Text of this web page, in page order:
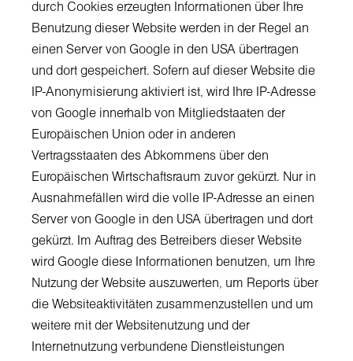
durch Cookies erzeugten Informationen über Ihre
Benutzung dieser Website werden in der Regel an
einen Server von Google in den USA übertragen
und dort gespeichert. Sofern auf dieser Website die
IP-Anonymisierung aktiviert ist, wird Ihre IP-Adresse
von Google innerhalb von Mitgliedstaaten der
Europäischen Union oder in anderen
Vertragsstaaten des Abkommens über den
Europäischen Wirtschaftsraum zuvor gekürzt. Nur in
Ausnahmefällen wird die volle IP-Adresse an einen
Server von Google in den USA übertragen und dort
gekürzt. Im Auftrag des Betreibers dieser Website
wird Google diese Informationen benutzen, um Ihre
Nutzung der Website auszuwerten, um Reports über
die Websiteaktivitäten zusammenzustellen und um
weitere mit der Websitenutzung und der
Internetnutzung verbundene Dienstleistungen